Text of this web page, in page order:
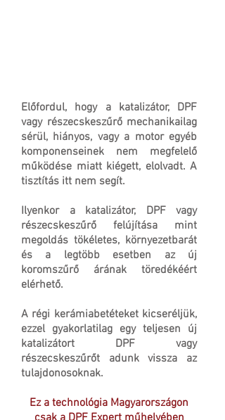
Előfordul, hogy a katalizátor, DPF
vagy részecskeszűrő mechanikailag
sérül, hiányos, vagy a motor egyéb
komponenseinek nem megfelelő
működése miatt kiégett, elolvadt. A
tisztítás itt nem segít.
Ilyenkor a katalizátor, DPF vagy
részecskeszűrő felújítása mint
megoldás tökéletes, környezetbarát
és a legtöbb esetben az új
koromszűrő árának töredékéért
elérhető.
A régi kerámiabetéteket kicseréljük,
ezzel gyakorlatilag egy teljesen új
katalizátort DPF vagy
részecskeszűrőt adunk vissza az
tulajdonosoknak.
Ez a technológia Magyarországon